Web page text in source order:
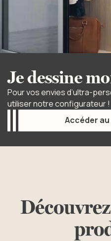
Je dessine
Pour vos envies d’ultra-
utiliser notre configurateur !
Accéder